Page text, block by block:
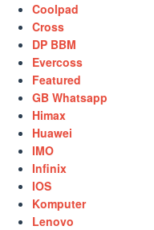
Coolpad
Cross
DP BBM
Evercoss
Featured
GB Whatsapp
Himax
Huawei
IMO
Infinix
IOS
Komputer
Lenovo